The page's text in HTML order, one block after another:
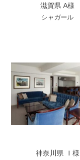
滋賀県 A様
シャガール
神奈川県 Ｉ様